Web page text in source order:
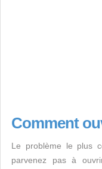
Comment
Le problème le plus
parvenez pas à